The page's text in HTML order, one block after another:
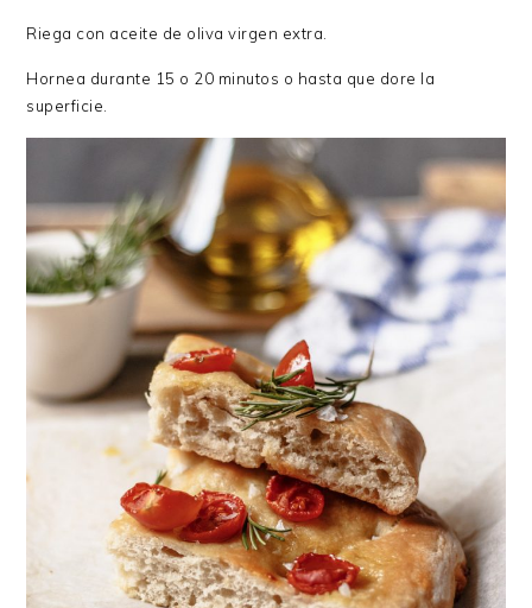
Riega con aceite de oliva virgen extra.
Hornea durante 15 o 20 minutos o hasta que dore la
superficie.